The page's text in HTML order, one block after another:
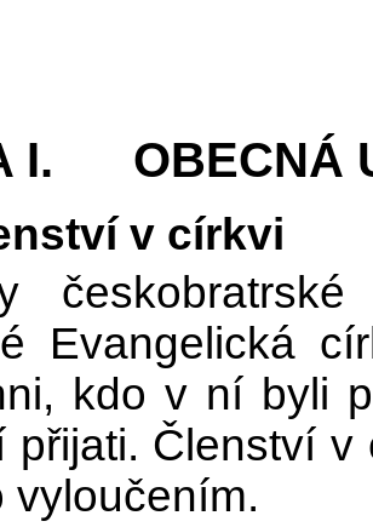
I. OBECNÁ
v církvi
Evangelická
kdo v ní byli
přijati. Členství
vyloučením.